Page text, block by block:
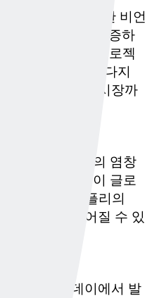
적으로도 희소한 비언
정부와 함께 검증하
회"라며 "이번 프로젝
의 협력 기반을 다지
전 수요가 높은 시장까
혔다.
르 IT 지원센터의 염창
인공지능 기술이 글로
례"라며 "디플리의
력 성과로 이어질 수 있
다.
7월 데모 데이에서 발